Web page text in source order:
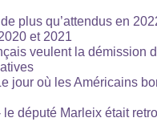
plus qu’attendus en
et 2021
veulent la démission
jour où les Américains
député Marleix était